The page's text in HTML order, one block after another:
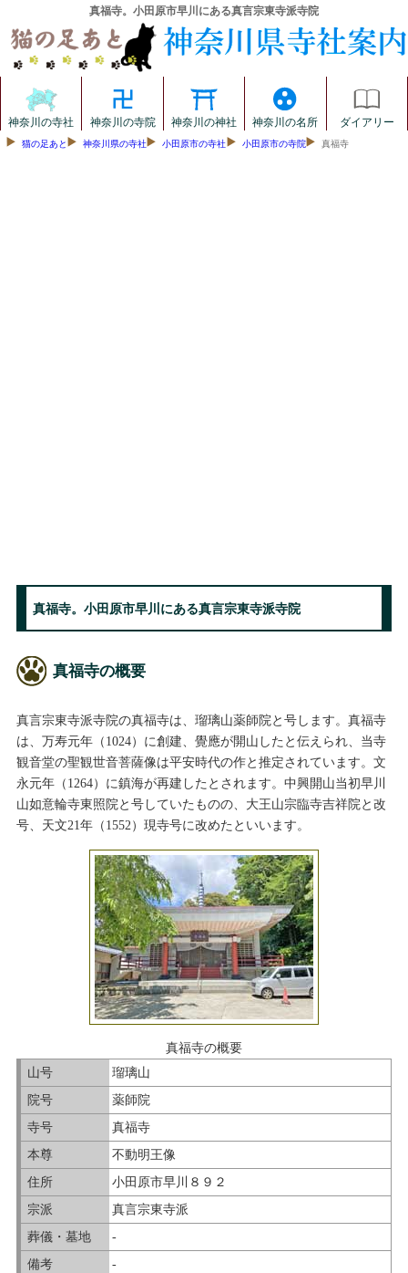
真福寺。小田原市早川にある真言宗東寺派寺院
神奈川の寺社 神奈川の寺院 神奈川の神社 神奈川の名所 ダイアリー
猫の足あと 神奈川県の寺社 小田原市の寺社 小田原市の寺院 真福寺
真福寺。小田原市早川にある真言宗東寺派寺院
真福寺の概要
真言宗東寺派寺院の真福寺は、瑠璃山薬師院と号します。真福寺
は、万寿元年（1024）に創建、覺應が開山したと伝えられ、当寺
観音堂の聖観世音菩薩像は平安時代の作と推定されています。文
永元年（1264）に鎮海が再建したとされます。中興開山当初早川
山如意輪寺東照院と号していたものの、大王山宗臨寺吉祥院と改
号、天文21年（1552）現寺号に改めたといいます。
真福寺の概要
山号
瑠璃山
院号
薬師院
寺号
真福寺
本尊
不動明王像
住所
小田原市早川８９２
宗派
真言宗東寺派
葬儀・墓地
-
備考
-